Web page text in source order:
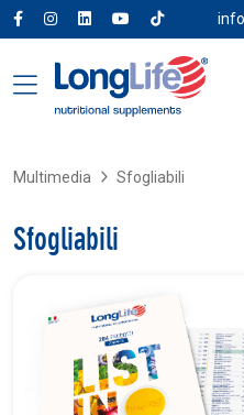
Multimedia Sfogliabili
Sfogliabili